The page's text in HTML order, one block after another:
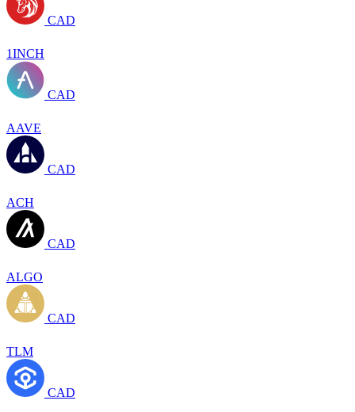
CAD
1INCH
CAD
AAVE
CAD
ACH
CAD
ALGO
CAD
TLM
CAD